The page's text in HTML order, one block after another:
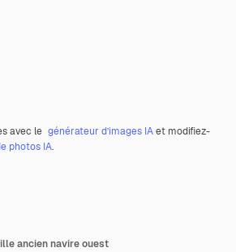
avec le générateur d’images IAet modifiez-
photos IA.
ancien navire ouest